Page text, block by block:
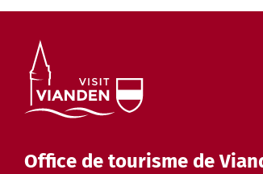
Office de tourisme de